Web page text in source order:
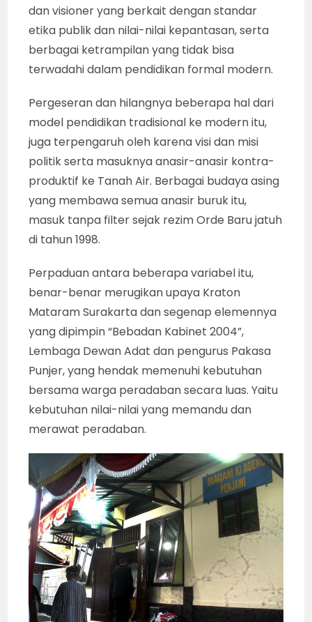
dan visioner yang berkait dengan standar
etika publik dan nilai-nilai kepantasan, serta
berbagai ketrampilan yang tidak bisa
terwadahi dalam pendidikan formal modern.
Pergeseran dan hilangnya beberapa hal dari
model pendidikan tradisional ke modern itu,
juga terpengaruh oleh karena visi dan misi
politik serta masuknya anasir-anasir kontra-
produktif ke Tanah Air. Berbagai budaya asing
yang membawa semua anasir buruk itu,
masuk tanpa filter sejak rezim Orde Baru jatuh
di tahun 1998.
Perpaduan antara beberapa variabel itu,
benar-benar merugikan upaya Kraton
Mataram Surakarta dan segenap elemennya
yang dipimpin “Bebadan Kabinet 2004”,
Lembaga Dewan Adat dan pengurus Pakasa
Punjer, yang hendak memenuhi kebutuhan
bersama warga peradaban secara luas. Yaitu
kebutuhan nilai-nilai yang memandu dan
merawat peradaban.